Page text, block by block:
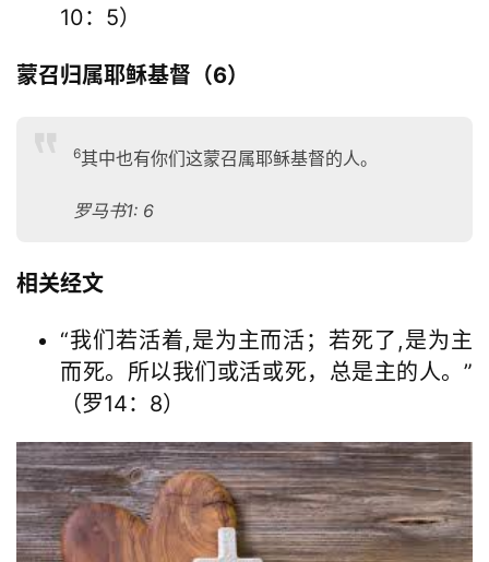
10：5）
蒙召归属耶稣基督（6）
6其中也有你们这蒙召属耶稣基督的人。
罗马书1: 6
相关经文
“我们若活着,是为主而活；若死了,是为主
而死。所以我们或活或死，总是主的人。”
（罗14：8）